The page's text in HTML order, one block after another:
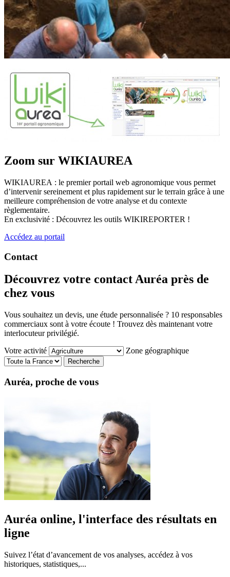
Zoom sur WIKIAUREA
WIKIAUREA : le premier portail web agronomique vous permet
d’intervenir sereinement et plus rapidement sur le terrain grâce à une
meilleure compréhension de votre analyse et du contexte
règlementaire.
En exclusivité : Découvrez les outils WIKIREPORTER !
Accédez au portail
Contact
Découvrez votre contact Auréa près de
chez vous
Vous souhaitez un devis, une étude personnalisée ? 10 responsables
commerciaux sont à votre écoute ! Trouvez dès maintenant votre
interlocuteur privilégié.
Votre activité
Zone géographique
Auréa, proche de vous
Auréa online, l'interface des résultats en
ligne
Suivez l’état d’avancement de vos analyses, accédez à vos
historiques, statistiques,...